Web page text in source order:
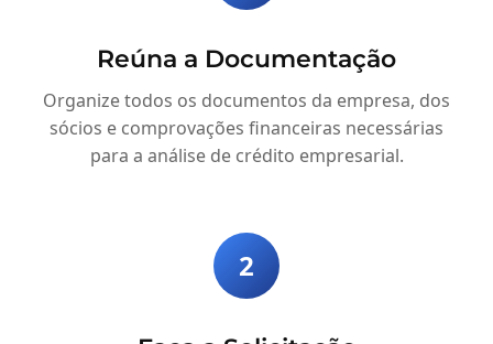
Reúna a Documentação
Organize todos os documentos da empresa, dos
sócios e comprovações financeiras necessárias
para a análise de crédito empresarial.
2